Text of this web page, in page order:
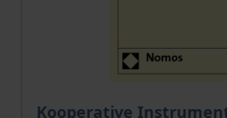
Kooperative
The price depends on the